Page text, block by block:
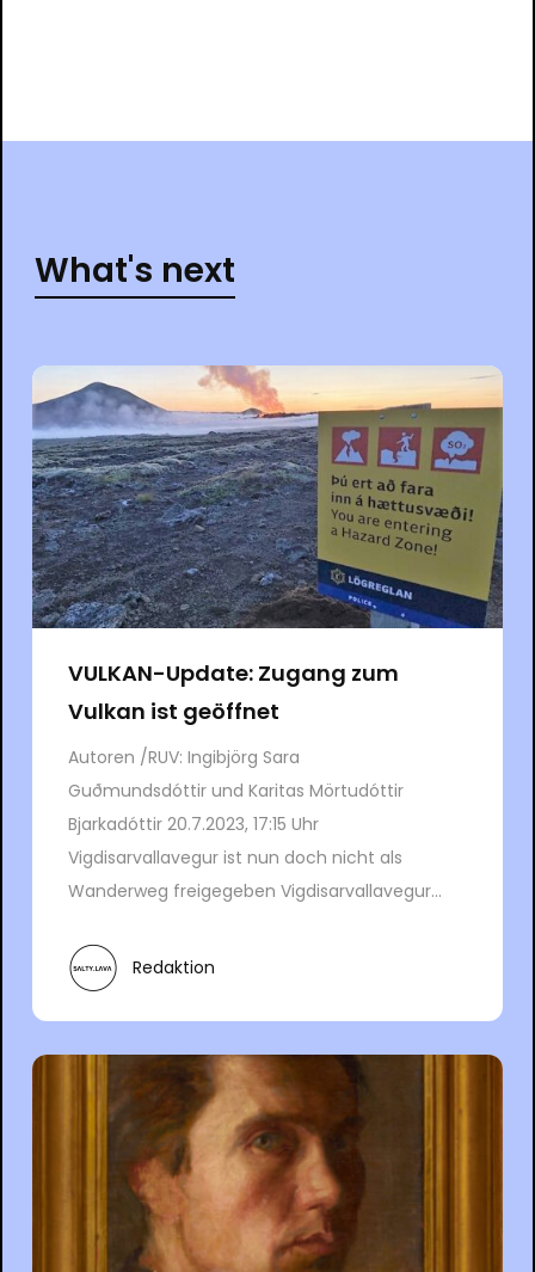
What's next
VULKAN-Update: Zugang zum
Vulkan ist geöffnet
Autoren /RUV: Ingibjörg Sara
Guðmundsdóttir und Karitas Mörtudóttir
Bjarkadóttir 20.7.2023, 17:15 Uhr
Vigdisarvallavegur ist nun doch nicht als
Wanderweg freigegeben Vigdisarvallavegur...
Redaktion